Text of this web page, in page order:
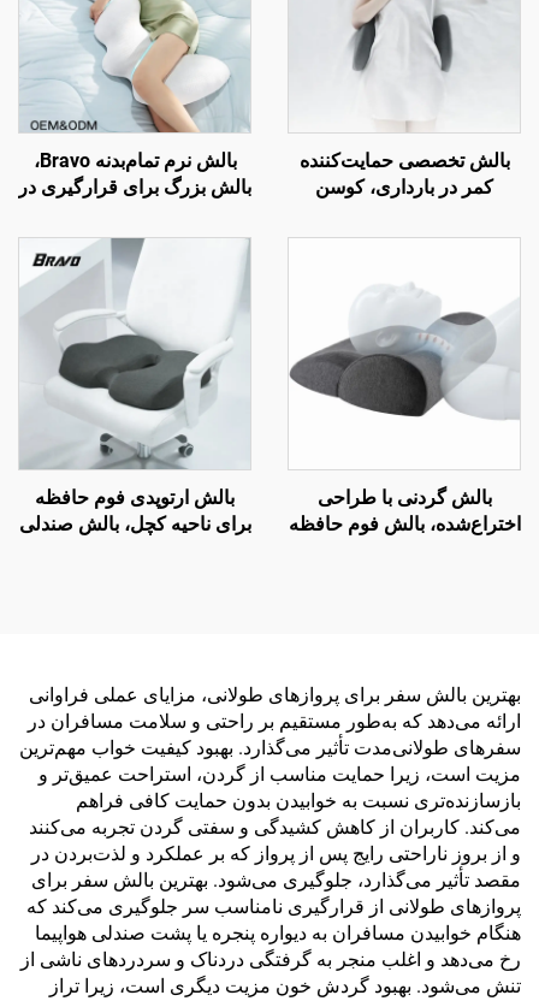
بالش تخصصی حمایت‌کننده
کمر در بارداری، کوسن
برای تخت، بالش کمر W2
بالش نرم تمام‌بدنه Bravo،
بالش بزرگ برای قرارگیری در
بارداری، بالش بدن BP-2
بالش گردنی با طراحی
اختراع‌شده، بالش فوم حافظه
بالش ارتوپدی فوم حافظه
برای ناحیه کچل، بالش صندلی
بهترین بالش سفر برای پروازهای طولانی، مزایای عملی فراوانی
ارائه می‌دهد که به‌طور مستقیم بر راحتی و سلامت مسافران در
سفرهای طولانی‌مدت تأثیر می‌گذارد. بهبود کیفیت خواب مهم‌ترین
مزیت است، زیرا حمایت مناسب از گردن، استراحت عمیق‌تر و
بازسازنده‌تری نسبت به خوابیدن بدون حمایت کافی فراهم
می‌کند. کاربران از کاهش کشیدگی و سفتی گردن تجربه می‌کنند
و از بروز ناراحتی رایج پس از پرواز که بر عملکرد و لذت‌بردن در
مقصد تأثیر می‌گذارد، جلوگیری می‌شود. بهترین بالش سفر برای
پروازهای طولانی از قرارگیری نامناسب سر جلوگیری می‌کند که
هنگام خوابیدن مسافران به دیواره پنجره یا پشت صندلی هواپیما
رخ می‌دهد و اغلب منجر به گرفتگی دردناک و سردردهای ناشی از
تنش می‌شود. بهبود گردش خون مزیت دیگری است، زیرا تراز